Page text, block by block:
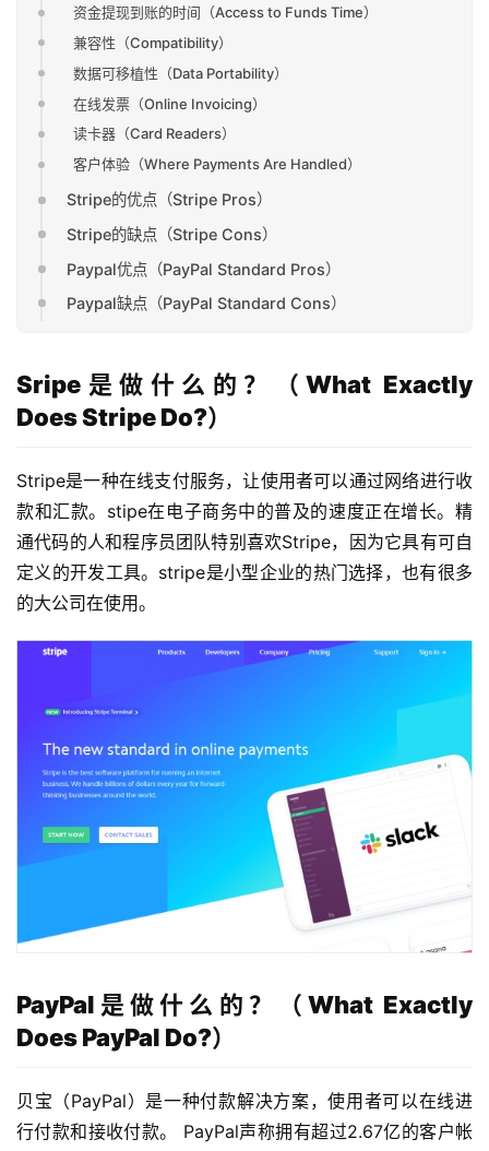
草
资金提现到账的时间（Access to Funds Time）
兼容性（Compatibility）
数据可移植性（Data Portability）
在线发票（Online Invoicing）
读卡器（Card Readers）
客户体验（Where Payments Are Handled）
Stripe的优点（Stripe Pros）
Stripe的缺点（Stripe Cons）
Paypal优点（PayPal Standard Pros）
Paypal缺点（PayPal Standard Cons）
Sripe是做什么的？（What Exactly
Does Stripe Do?）
Stripe是一种在线支付服务，让使用者可以通过网络进行收
款和汇款。stipe在电子商务中的普及的速度正在增长。精
通代码的人和程序员团队特别喜欢Stripe，因为它具有可自
定义的开发工具。stripe是小型企业的热门选择，也有很多
的大公司在使用。
PayPal是做什么的？（What Exactly
Does PayPal Do?）
贝宝（PayPal）是一种付款解决方案，使用者可以在线进
行付款和接收付款。 PayPal声称拥有超过2.67亿的客户帐